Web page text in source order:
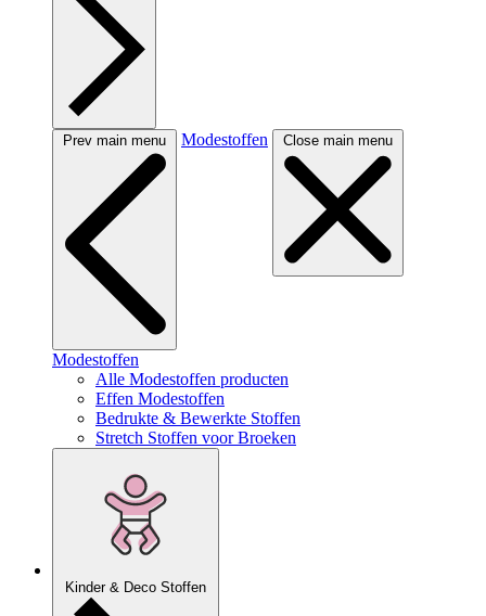
Prev main menu Modestoffen Close main menu
Modestoffen
Alle Modestoffen producten
Effen Modestoffen
Bedrukte & Bewerkte Stoffen
Stretch Stoffen voor Broeken
Kinder & Deco Stoffen